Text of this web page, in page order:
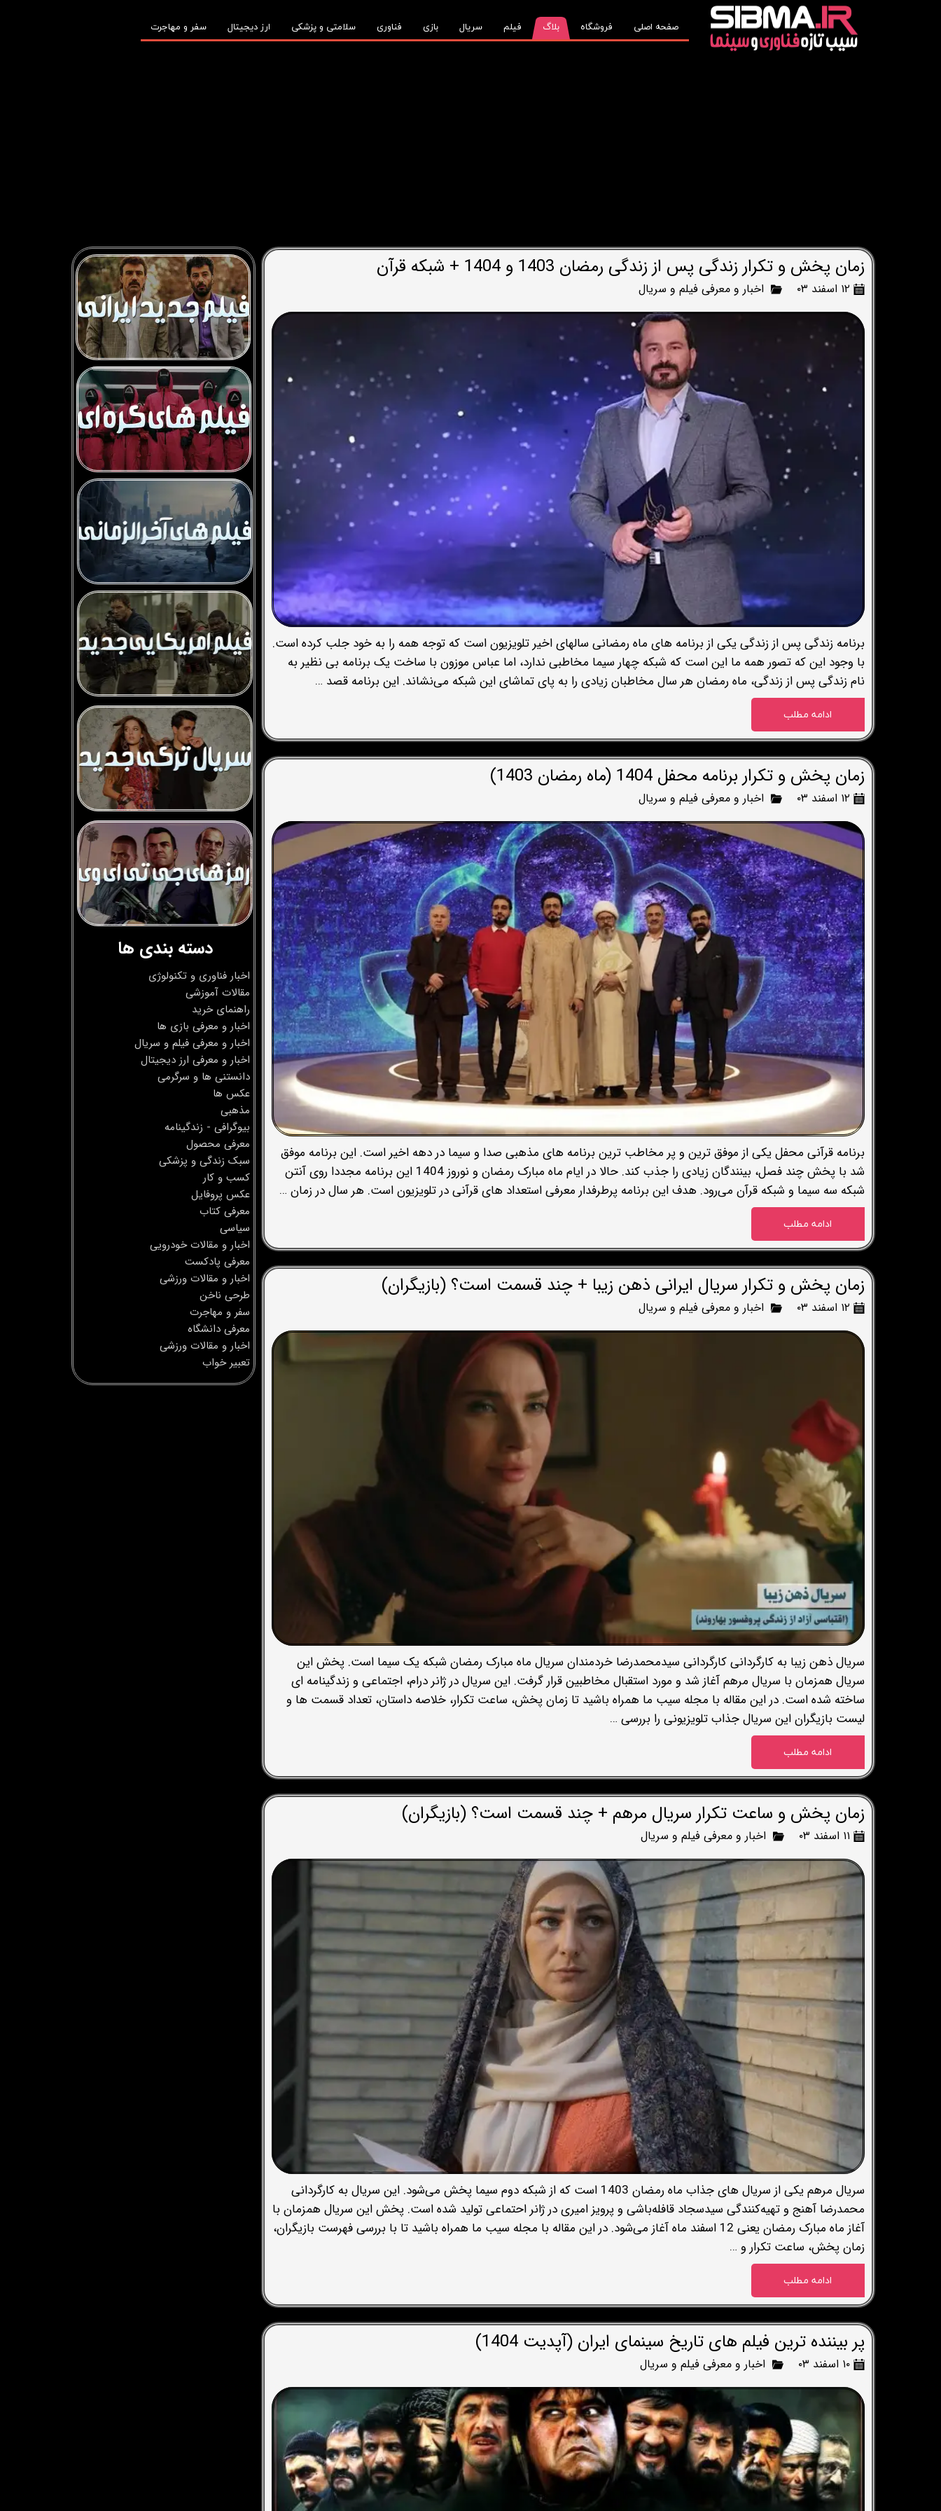
صفحه اصلی فروشگاه بلاگ فیلم سریال بازی فناوری سلامتی و پزشکی ارز دیجیتال سفر و مهاجرت
زمان پخش و تکرار زندگی پس از زندگی رمضان 1403 و 1404 + شبکه قرآن
۱۲ اسفند ۰۳ اخبار و معرفی فیلم و سریال
برنامه زندگی پس از زندگی یکی از برنامه های ماه رمضانی سالهای اخیر تلویزیون است که توجه همه را به خود جلب کرده است.
با وجود این که تصور همه ما این است که شبکه چهار سیما مخاطبی ندارد، اما عباس موزون با ساخت یک برنامه بی نظیر به
نام زندگی پس از زندگی، ماه رمضان هر سال مخاطبان زیادی را به پای تماشای این شبکه می‌نشاند. این برنامه قصد …
ادامه مطلب
زمان پخش و تکرار برنامه محفل 1404 (ماه رمضان 1403)
۱۲ اسفند ۰۳ اخبار و معرفی فیلم و سریال
برنامه قرآنی محفل یکی از موفق ترین و پر مخاطب ترین برنامه های مذهبی صدا و سیما در دهه اخیر است. این برنامه موفق
شد با پخش چند فصل، بینندگان زیادی را جذب کند. حالا در ایام ماه مبارک رمضان و نوروز 1404 این برنامه مجددا روی آنتن
شبکه سه سیما و شبکه قرآن می‌رود. هدف این برنامه پرطرفدار معرفی استعداد های قرآنی در تلویزیون است. هر سال در زمان …
ادامه مطلب
زمان پخش و تکرار سریال ایرانی ذهن زیبا + چند قسمت است؟ (بازیگران)
۱۲ اسفند ۰۳ اخبار و معرفی فیلم و سریال
سریال ذهن زیبا به کارگردانی کارگردانی سیدمحمدرضا خردمندان سریال ماه مبارک رمضان شبکه یک سیما است. پخش این
سریال همزمان با سریال مرهم آغاز شد و مورد استقبال مخاطبین قرار گرفت. این سریال در ژانر درام، اجتماعی و زندگینامه ای
ساخته شده است. در این مقاله با مجله سیب ما همراه باشید تا زمان پخش، ساعت تکرار، خلاصه داستان، تعداد قسمت ها و
لیست بازیگران این سریال جذاب تلویزیونی را بررسی …
ادامه مطلب
زمان پخش و ساعت تکرار سریال مرهم + چند قسمت است؟ (بازیگران)
۱۱ اسفند ۰۳ اخبار و معرفی فیلم و سریال
سریال مرهم یکی از سریال های جذاب ماه رمضان 1403 است که از شبکه دوم سیما پخش می‌شود. این سریال به کارگردانی
محمدرضا آهنج و تهیه‌کنندگی سیدسجاد قافله‌باشی و پرویز امیری در ژانر احتماعی تولید شده است. پخش این سریال همزمان با
آغاز ماه مبارک رمضان یعنی 12 اسفند ماه آغاز می‌شود. در این مقاله با مجله سیب ما همراه باشید تا با بررسی فهرست بازیگران،
زمان پخش، ساعت تکرار و …
ادامه مطلب
پر بیننده ترین فیلم های تاریخ سینمای ایران (آپدیت 1404)
۱۰ اسفند ۰۳ اخبار و معرفی فیلم و سریال
دسته بندی ها
اخبار فناوری و تکنولوژی
مقالات آموزشی
راهنمای خرید
اخبار و معرفی بازی ها
اخبار و معرفی فیلم و سریال
اخبار و معرفی ارز دیجیتال
دانستنی ها و سرگرمی
عکس ها
مذهبی
بیوگرافی - زندگینامه
معرفی محصول
سبک زندگی و پزشکی
کسب و کار
عکس پروفایل
معرفی کتاب
سیاسی
اخبار و مقالات خودرویی
معرفی پادکست
اخبار و مقالات ورزشی
طرحی ناخن
سفر و مهاجرت
معرفی دانشگاه
اخبار و مقالات ورزشی
تعبیر خواب